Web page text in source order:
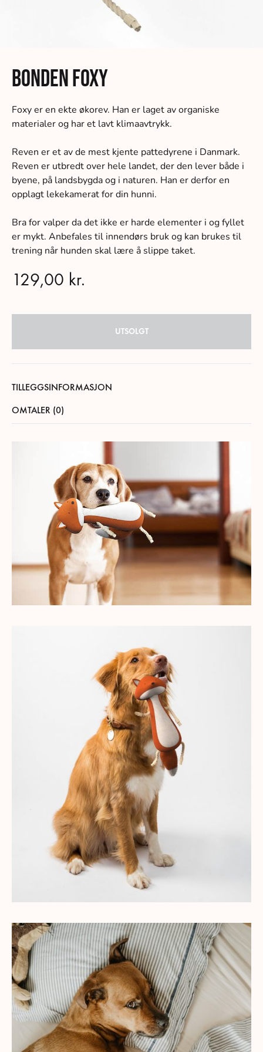
Bonden Foxy
Foxy er en ekte økorev. Han er laget av organiske
materialer og har et lavt klimaavtrykk.
Reven er et av de mest kjente pattedyrene i Danmark.
Reven er utbredt over hele landet, der den lever både i
byene, på landsbygda og i naturen. Han er derfor en
opplagt lekekamerat for din hunni.
Bra for valper da det ikke er harde elementer i og fyllet
er mykt. Anbefales til innendørs bruk og kan brukes til
trening når hunden skal lære å slippe taket.
129,00 kr.
UTSOLGT
TILLEGGSINFORMASJON
OMTALER (0)